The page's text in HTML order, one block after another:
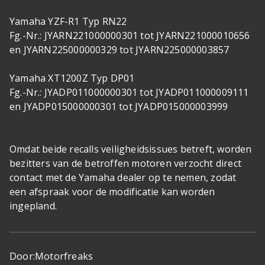
Yamaha YZF-R1 Typ RN22
Fg.-Nr.: JYARN221000000301 tot JYARN221000010656
en JYARN225000000329 tot JYARN225000003857
Yamaha XT1200Z Typ DP01
Fg.-Nr.: JYADP011000000301 tot JYADP011000009111
en JYADP015000000301 tot JYADP015000003999
Omdat beide recalls veiligheidsissues betreft, worden
bezitters van de betroffen motoren verzocht direct
contact met de Yamaha dealer op te nemen, zodat
een afspraak voor de modificatie kan worden
ingepland.
Door:Motorfreaks